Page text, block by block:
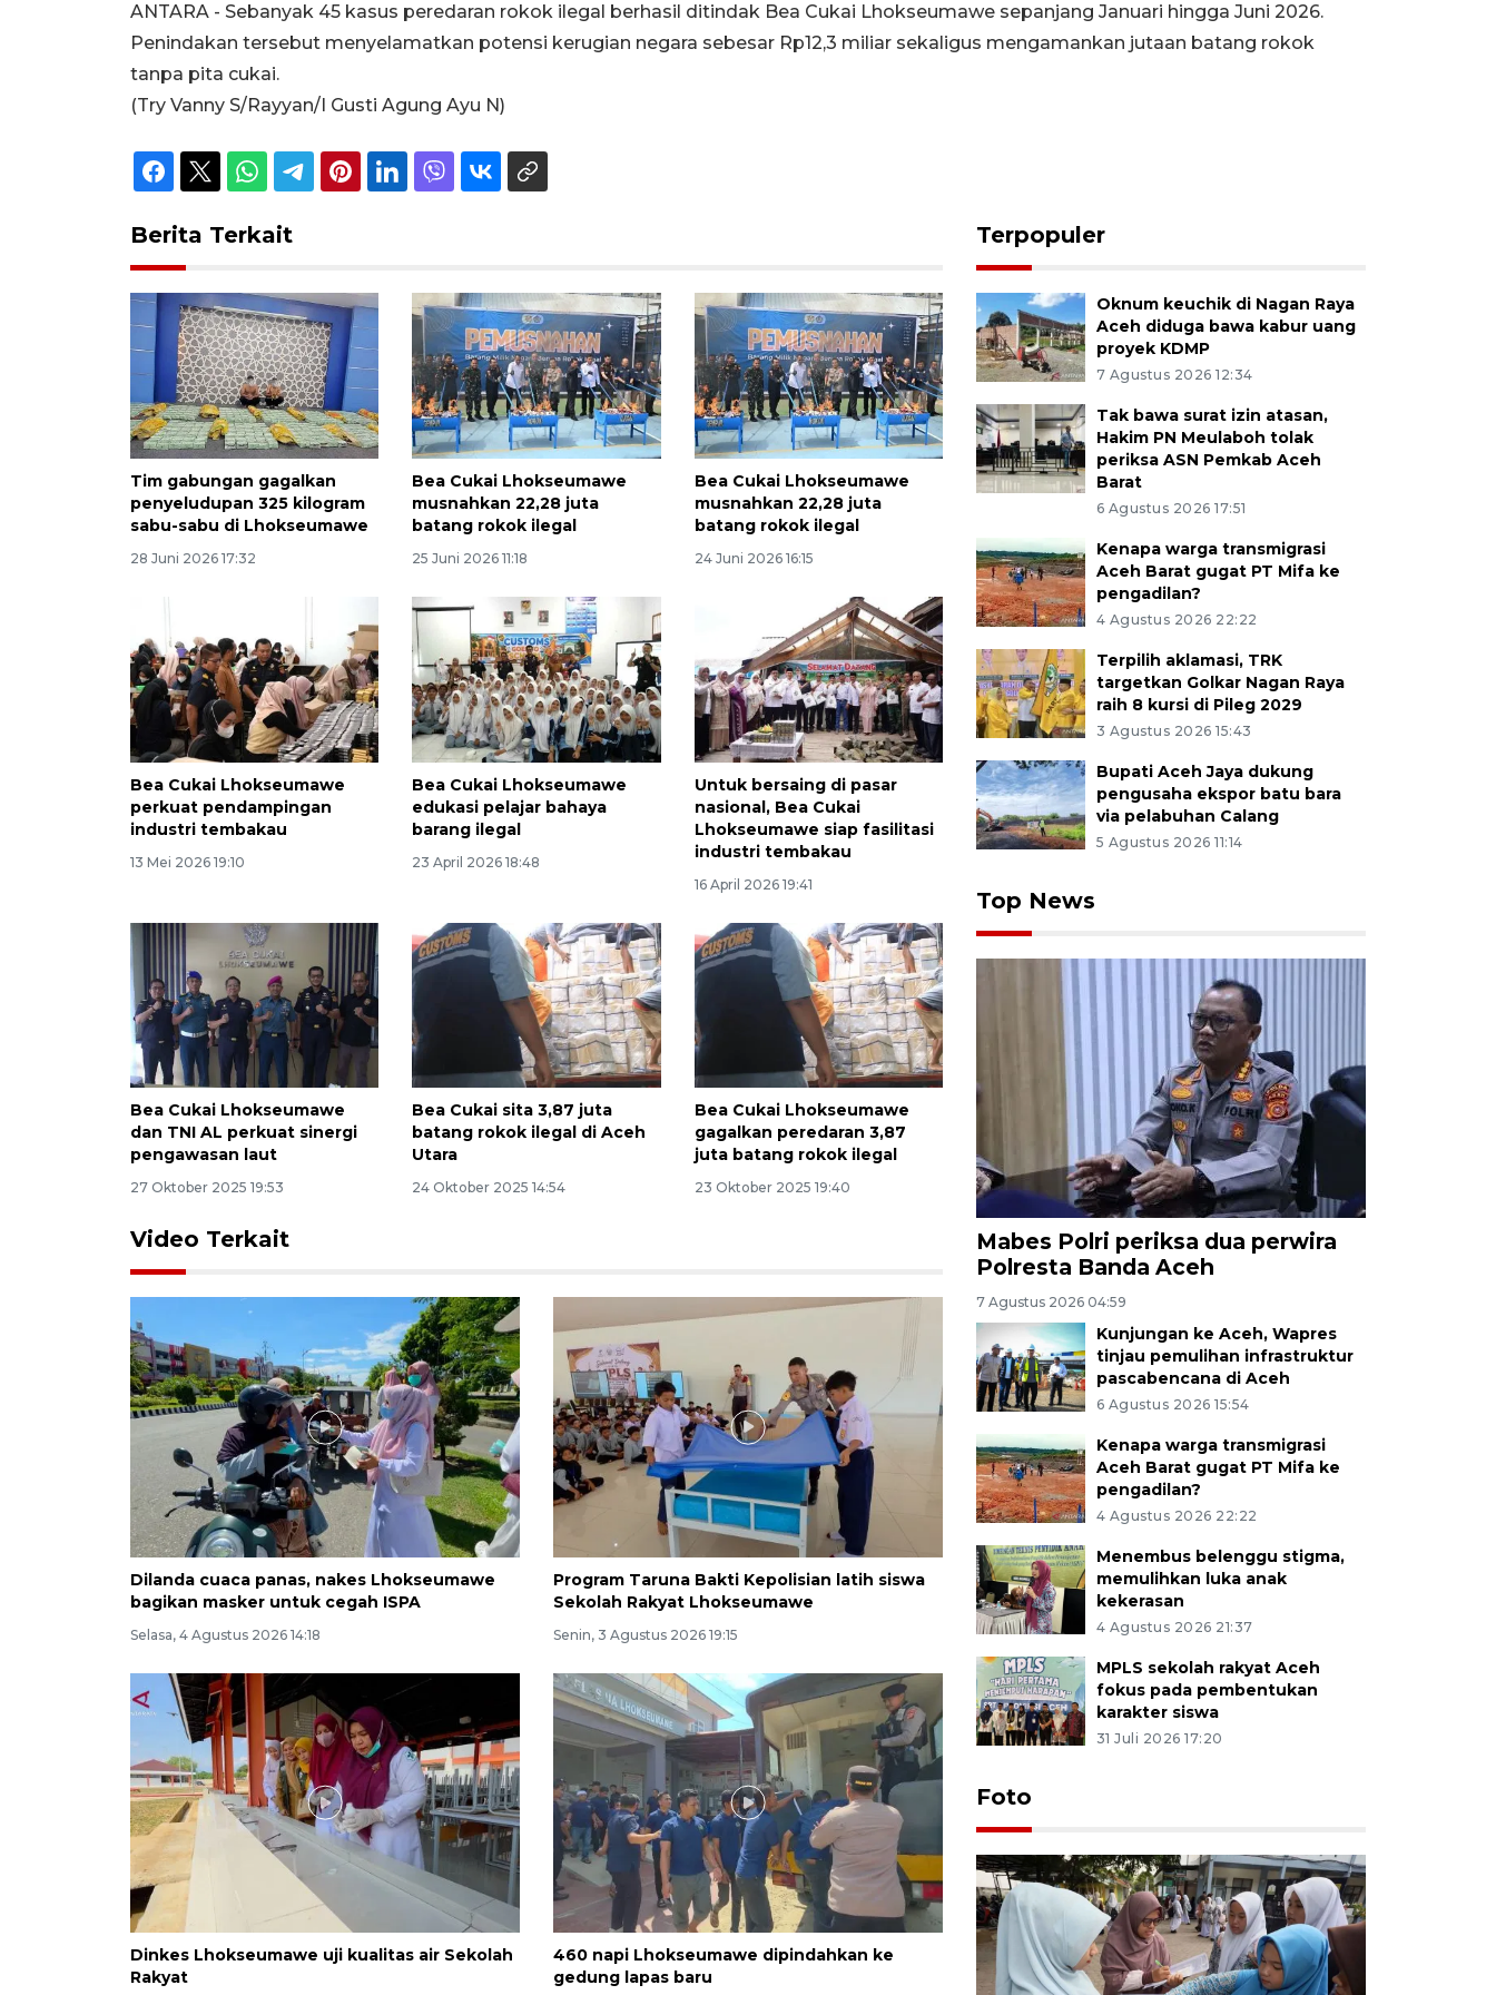
ANTARA - Sebanyak 45 kasus peredaran rokok ilegal berhasil ditindak Bea Cukai Lhokseumawe sepanjang Januari hingga Juni 2026.
Penindakan tersebut menyelamatkan potensi kerugian negara sebesar Rp12,3 miliar sekaligus mengamankan jutaan batang rokok
tanpa pita cukai.
(Try Vanny S/Rayyan/I Gusti Agung Ayu N)
Berita Terkait
Tim gabungan gagalkan
penyeludupan 325 kilogram
sabu-sabu di Lhokseumawe
28 Juni 2026 17:32
Bea Cukai Lhokseumawe
musnahkan 22,28 juta
batang rokok ilegal
25 Juni 2026 11:18
Bea Cukai Lhokseumawe
musnahkan 22,28 juta
batang rokok ilegal
24 Juni 2026 16:15
Bea Cukai Lhokseumawe
perkuat pendampingan
industri tembakau
13 Mei 2026 19:10
Bea Cukai Lhokseumawe
edukasi pelajar bahaya
barang ilegal
23 April 2026 18:48
Untuk bersaing di pasar
nasional, Bea Cukai
Lhokseumawe siap fasilitasi
industri tembakau
16 April 2026 19:41
Bea Cukai Lhokseumawe
dan TNI AL perkuat sinergi
pengawasan laut
27 Oktober 2025 19:53
Bea Cukai sita 3,87 juta
batang rokok ilegal di Aceh
Utara
24 Oktober 2025 14:54
Bea Cukai Lhokseumawe
gagalkan peredaran 3,87
juta batang rokok ilegal
23 Oktober 2025 19:40
Video Terkait
Dilanda cuaca panas, nakes Lhokseumawe
bagikan masker untuk cegah ISPA
Selasa, 4 Agustus 2026 14:18
Program Taruna Bakti Kepolisian latih siswa
Sekolah Rakyat Lhokseumawe
Senin, 3 Agustus 2026 19:15
Dinkes Lhokseumawe uji kualitas air Sekolah
Rakyat
460 napi Lhokseumawe dipindahkan ke
gedung lapas baru
Terpopuler
Oknum keuchik di Nagan Raya
Aceh diduga bawa kabur uang
proyek KDMP
7 Agustus 2026 12:34
Tak bawa surat izin atasan,
Hakim PN Meulaboh tolak
periksa ASN Pemkab Aceh
Barat
6 Agustus 2026 17:51
Kenapa warga transmigrasi
Aceh Barat gugat PT Mifa ke
pengadilan?
4 Agustus 2026 22:22
Terpilih aklamasi, TRK
targetkan Golkar Nagan Raya
raih 8 kursi di Pileg 2029
3 Agustus 2026 15:43
Bupati Aceh Jaya dukung
pengusaha ekspor batu bara
via pelabuhan Calang
5 Agustus 2026 11:14
Top News
Mabes Polri periksa dua perwira
Polresta Banda Aceh
7 Agustus 2026 04:59
Kunjungan ke Aceh, Wapres
tinjau pemulihan infrastruktur
pascabencana di Aceh
6 Agustus 2026 15:54
Kenapa warga transmigrasi
Aceh Barat gugat PT Mifa ke
pengadilan?
4 Agustus 2026 22:22
Menembus belenggu stigma,
memulihkan luka anak
kekerasan
4 Agustus 2026 21:37
MPLS sekolah rakyat Aceh
fokus pada pembentukan
karakter siswa
31 Juli 2026 17:20
Foto